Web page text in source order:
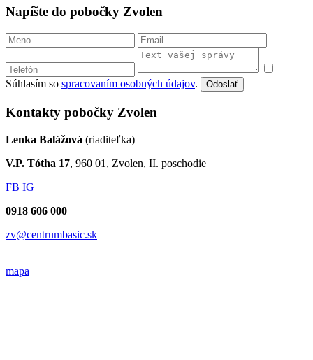
Napíšte do pobočky Zvolen
Súhlasím so spracovaním osobných údajov. Odoslať
Kontakty pobočky Zvolen
Lenka Balážová (riaditeľka)
V.P. Tótha 17, 960 01, Zvolen, II. poschodie
FB IG
0918 606 000
zv@centrumbasic.sk
mapa